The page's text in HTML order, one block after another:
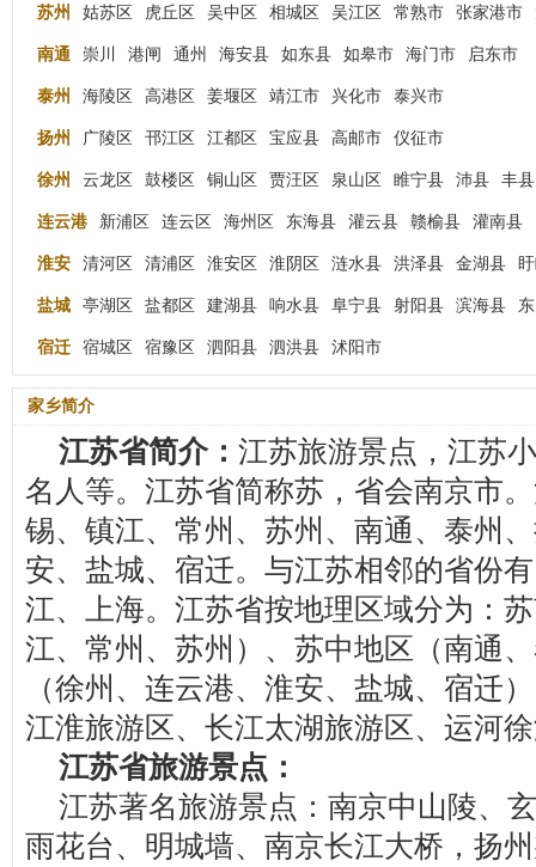
苏州 姑苏区 虎丘区 吴中区 相城区 吴江区 常熟市 张家港市
南通 崇川 港闸 通州 海安县 如东县 如皋市 海门市 启东市
泰州 海陵区 高港区 姜堰区 靖江市 兴化市 泰兴市
扬州 广陵区 邗江区 江都区 宝应县 高邮市 仪征市
徐州 云龙区 鼓楼区 铜山区 贾汪区 泉山区 睢宁县 沛县 丰县
连云港 新浦区 连云区 海州区 东海县 灌云县 赣榆县 灌南县
淮安 清河区 清浦区 淮安区 淮阴区 涟水县 洪泽县 金湖县
盐城 亭湖区 盐都区 建湖县 响水县 阜宁县 射阳县 滨海县
宿迁 宿城区 宿豫区 泗阳县 泗洪县 沭阳市
家乡简介
江苏省简介： 江苏旅游景点，江苏
名人等。江苏省简称苏，省会南京市
锡、镇江、常州、苏州、南通、泰州
安、盐城、宿迁。与江苏相邻的省份
江、上海。江苏省按地理区域分为：
江、常州、苏州）、苏中地区（南通
（徐州、连云港、淮安、盐城、宿迁
江淮旅游区、长江太湖旅游区、运河
江苏省旅游景点：
江苏著名旅游景点：南京中山陵、
雨花台、明城墙、南京长江大桥，扬